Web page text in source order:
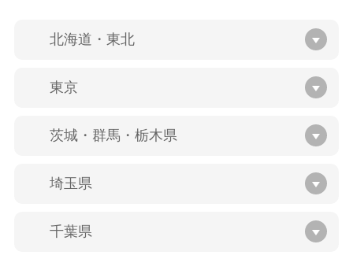
北海道・東北
東京
茨城・群馬・栃木県
埼玉県
千葉県